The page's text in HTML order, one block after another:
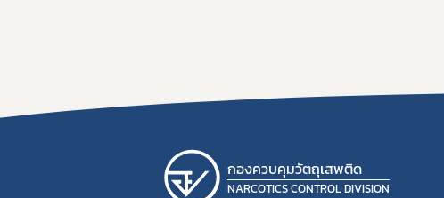
กองควบคุมวัตถุเสพติด
NARCOTICS CONTROL DIVISION